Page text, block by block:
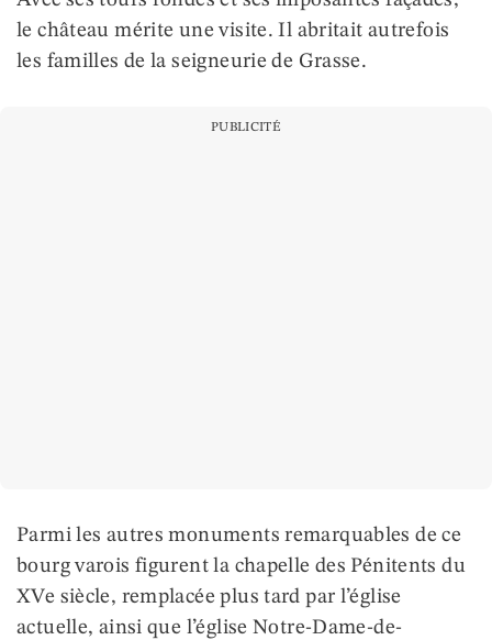
le château mérite une visite. Il abritait autrefois
les familles de la seigneurie de Grasse.
PUBLICITÉ
Parmi les autres monuments remarquables de ce
bourg varois figurent la chapelle des Pénitents du
XVe siècle, remplacée plus tard par l’église
actuelle, ainsi que l’église Notre-Dame-de-